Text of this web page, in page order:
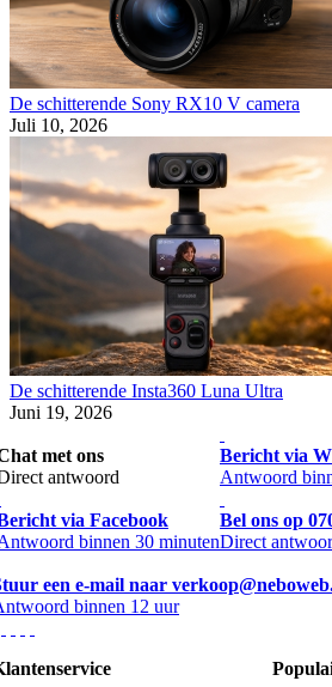
De schitterende Sony RX10 V camera
Juli 10, 2026
De schitterende Insta360 Luna Ultra
Juni 19, 2026
met ons
antwoord
via Facebook
binnen 30 minuten
Bericht via
Antwoord
Bel ons op
Direct
een e-mail naar
binnen 12 uur